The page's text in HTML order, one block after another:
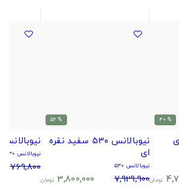
% 40
تومان
% 52
نیوبالانس ۵۳۰ سفید نقره
ای
نیوبالانس ۵۳۰
7,929,900
3,800,000 تومان
نیوبالانس ۵۳۰ مشکی
نیوبالانس ۵۳۰
4,769,800